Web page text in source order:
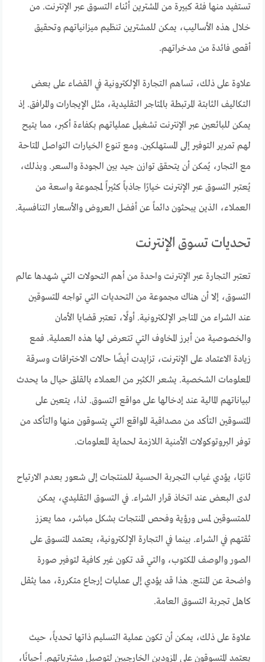
تستفيد منها فئة كبيرة من المشترين أثناء التسوق عبر الإنترنت. من
خلال هذه الأساليب، يمكن للمشترين تنظيم ميزانياتهم وتحقيق
أقصى فائدة من مدخراتهم.
علاوة على ذلك، تساهم التجارة الإلكترونية في القضاء على بعض
التكاليف الثابتة المرتبطة بالمتاجر التقليدية، مثل الإيجارات والمرافق. إذ
يمكن للبائعين عبر الإنترنت تشغيل عملياتهم بكفاءة أكبر، مما يتيح
لهم تمرير التوفير إلى المستهلكين. ومع تنوع الخيارات التواصل المتاحة
مع التجار، يُمكن أن يتحقق توازن جيد بين الجودة والسعر. وبذلك،
يُعتبر التسوق عبر الإنترنت خيارًا جاذباً كثيراً لمجموعة واسعة من
العملاء، الذين يبحثون دائماً عن أفضل العروض والأسعار التنافسية.
تحديات تسوق الإنترنت
تعتبر التجارة عبر الإنترنت واحدة من أهم التحولات التي شهدها عالم
التسوق، إلا أن هناك مجموعة من التحديات التي تواجه المتسوقين
عند الشراء من المتاجر الإلكترونية. أولًا، تعتبر قضايا الأمان
والخصوصية من أبرز المخاوف التي تتعرض لها هذه العملية. فمع
زيادة الاعتماد على الإنترنت، تزايدت أيضًا حالات الاختراقات وسرقة
المعلومات الشخصية. يشعر الكثير من العملاء بالقلق حيال ما يحدث
لبياناتهم المالية عند إدخالها على مواقع التسوق. لذا، يتعين على
المتسوقين التأكد من مصداقية المواقع التي يتسوقون منها والتأكد من
توفر البروتوكولات الأمنية اللازمة لحماية المعلومات.
ثانيًا، يؤدي غياب التجربة الحسية للمنتجات إلى شعور بعدم الارتياح
لدى البعض عند اتخاذ قرار الشراء. في التسوق التقليدي، يمكن
للمتسوقين لمس ورؤية وفحص المنتجات بشكل مباشر، مما يعزز
ثقتهم في الشراء. بينما في التجارة الإلكترونية، يعتمد المتسوق على
الصور والوصف المكتوب، والتي قد تكون غير كافية لتوفير صورة
واضحة عن المنتج. هذا قد يؤدي إلى عمليات إرجاع متكررة، مما يثقل
كاهل تجربة التسوق العامة.
علاوة على ذلك، يمكن أن تكون عملية التسليم ذاتها تحدياً، حيث
يعتمد المتسوقون على المزودين الخارجيين لتوصيل مشترياتهم. أحيانًا،